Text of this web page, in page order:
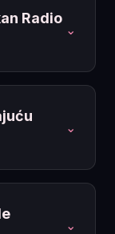
Radio
⌄
⌄
⌄